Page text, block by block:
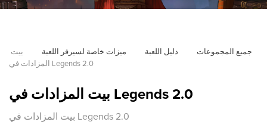
جميع المجموعات دليل اللعبة ميزات خاصة لسيرفر اللعبة
بيت
المزادات في Legends 2.0
بيت المزادات في Legends 2.0
بيت المزادات في Legends 2.0